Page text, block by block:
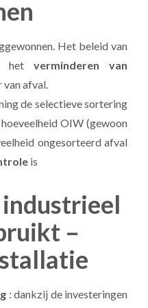
Het beleid van
hetverminderen van
van afval.
de selectieve sortering
OIW (gewoon
ongesorteerd afval
is
–
: dankzij de investeringen